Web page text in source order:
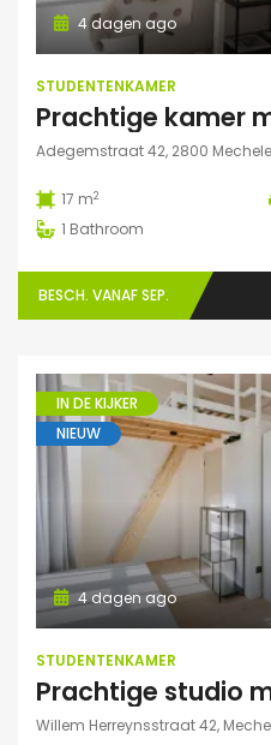
4 dagen ago
STUDENTENKAMER
Prachtige kamer
Adegemstraat 42, 2800
17 m2
1 Bathroom
BESCH. VANAF SEP.
IN DE KIJKER
NIEUW
4 dagen ago
STUDENTENKAMER
Willem Herreynsstraat 42,